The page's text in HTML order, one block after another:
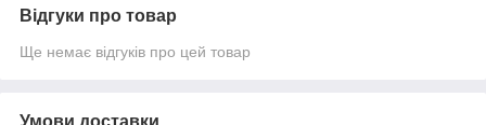
Відгуки про товар
Ще немає відгуків про цей товар
Умови доставки